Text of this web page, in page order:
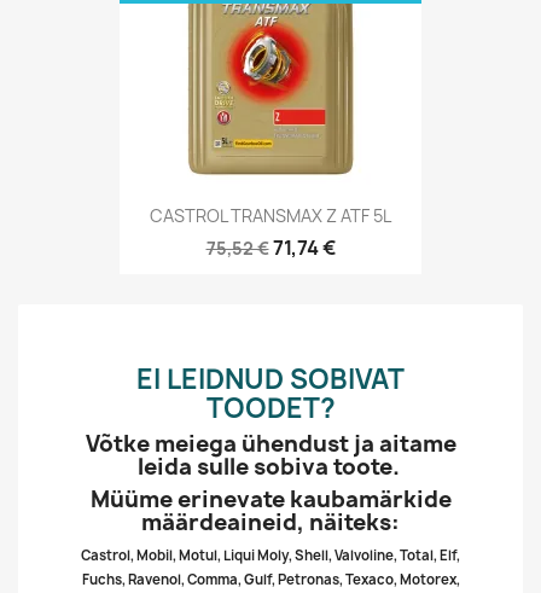
CASTROL TRANSMAX Z ATF 5L
75,52 €71,74 €
EI LEIDNUD SOBIVAT
TOODET?
Võtke meiega ühendust ja aitame
leida sulle sobiva toote.
Müüme erinevate kaubamärkide
määrdeaineid, näiteks:
Castrol, Mobil, Motul, Liqui Moly, Shell, Valvoline, Total, Elf,
Fuchs, Ravenol, Comma, Gulf, Petronas, Texaco, Motorex,